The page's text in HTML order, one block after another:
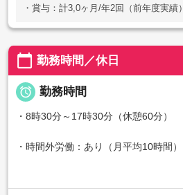
・賞与：計3,0ヶ月/年2回（前年度実績）
calendar_today 勤務時間／休日
 勤務時間
・8時30分～17時30分（休憩60分）
・時間外労働：あり（月平均10時間）